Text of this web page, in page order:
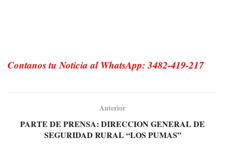
Contanos tu Noticia al WhatsApp: 3482-419-217
Anterior
PARTE DE PRENSA: DIRECCION GENERAL DE
SEGURIDAD RURAL “LOS PUMAS”